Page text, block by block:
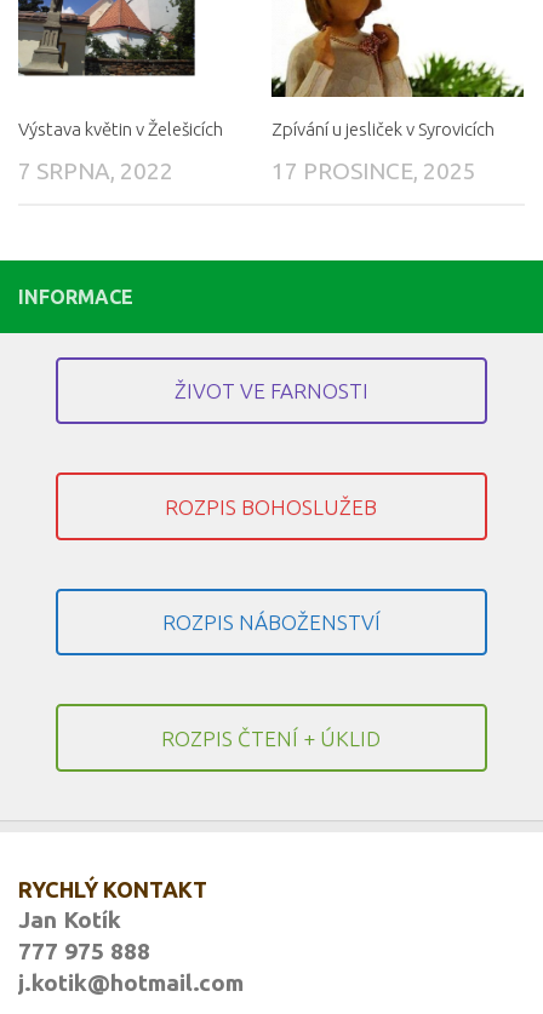
Výstava květin v Želešicích
7 SRPNA, 2022
Zpívání u jesliček v Syrovicích
17 PROSINCE, 2025
INFORMACE
ŽIVOT VE FARNOSTI
ROZPIS BOHOSLUŽEB
ROZPIS NÁBOŽENSTVÍ
ROZPIS ČTENÍ + ÚKLID
RYCHLÝ KONTAKT
Jan Kotík
777 975 888
j.kotik@hotmail.com